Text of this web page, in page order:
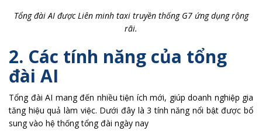
Tổng đài AI được Liên minh taxi truyền thống G7 ứng dụng rộng
rãi.
2. Các tính năng của tổng
đài AI
Tổng đài AI mang đến nhiều tiện ích mới, giúp doanh nghiệp gia
tăng hiệu quả làm việc. Dưới đây là 3 tính năng nổi bật được bổ
sung vào hệ thống tổng đài ngày nay